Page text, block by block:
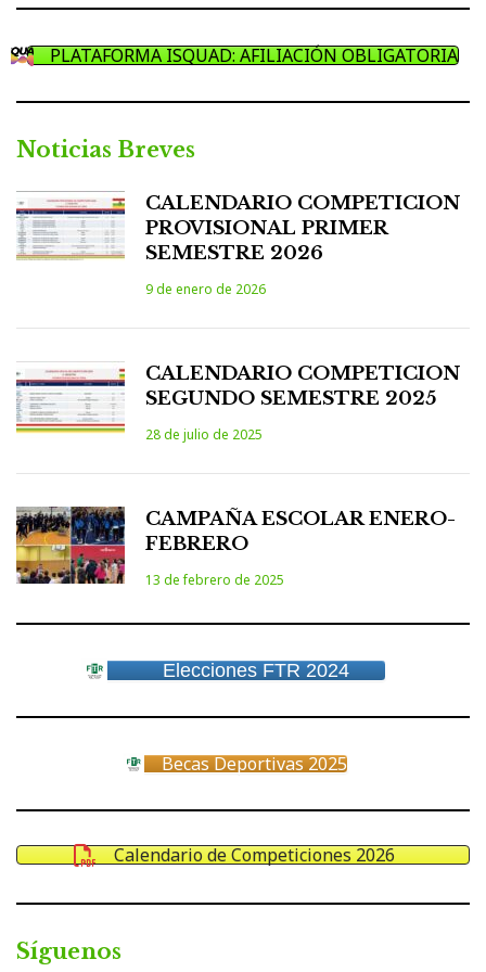
PLATAFORMA ISQUAD: AFILIACIÓN OBLIGATORIA
Noticias Breves
CALENDARIO COMPETICION
PROVISIONAL PRIMER
SEMESTRE 2026
9 de enero de 2026
CALENDARIO COMPETICION
SEGUNDO SEMESTRE 2025
28 de julio de 2025
CAMPAÑA ESCOLAR ENERO-
FEBRERO
13 de febrero de 2025
Elecciones FTR 2024
Becas Deportivas 2025
Calendario de Competiciones 2026
Síguenos